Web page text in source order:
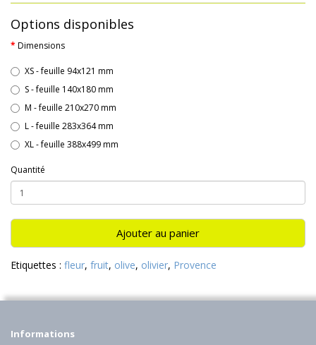
Options disponibles
Dimensions
XS - feuille 94x121 mm
S - feuille 140x180 mm
M - feuille 210x270 mm
L - feuille 283x364 mm
XL - feuille 388x499 mm
Quantité
Ajouter au panier
Etiquettes : fleur, fruit, olive, olivier, Provence
Informations